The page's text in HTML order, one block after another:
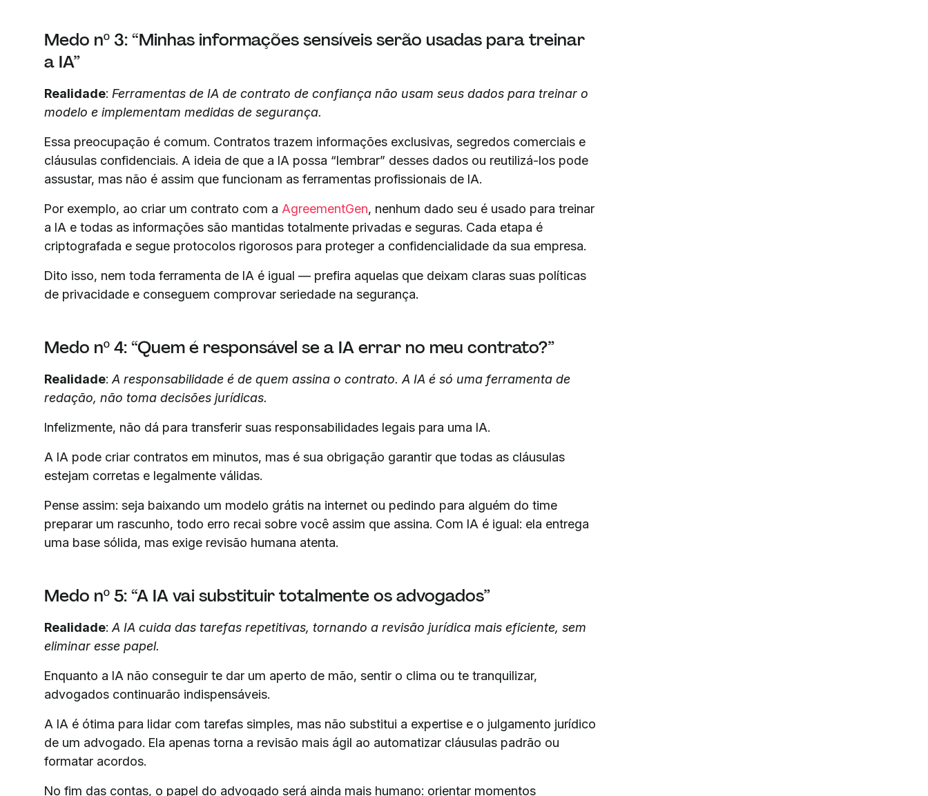
Medo nº 3: “Minhas informações sensíveis serão usadas para treinar
a IA”
Realidade: Ferramentas de IA de contrato de confiança não usam seus dados para treinar o
modelo e implementam medidas de segurança.
Essa preocupação é comum. Contratos trazem informações exclusivas, segredos comerciais e
cláusulas confidenciais. A ideia de que a IA possa “lembrar” desses dados ou reutilizá-los pode
assustar, mas não é assim que funcionam as ferramentas profissionais de IA.
Por exemplo, ao criar um contrato com a AgreementGen, nenhum dado seu é usado para treinar
a IA e todas as informações são mantidas totalmente privadas e seguras. Cada etapa é
criptografada e segue protocolos rigorosos para proteger a confidencialidade da sua empresa.
Dito isso, nem toda ferramenta de IA é igual — prefira aquelas que deixam claras suas políticas
de privacidade e conseguem comprovar seriedade na segurança.
Medo nº 4: “Quem é responsável se a IA errar no meu contrato?”
Realidade: A responsabilidade é de quem assina o contrato. A IA é só uma ferramenta de
redação, não toma decisões jurídicas.
Infelizmente, não dá para transferir suas responsabilidades legais para uma IA.
A IA pode criar contratos em minutos, mas é sua obrigação garantir que todas as cláusulas
estejam corretas e legalmente válidas.
Pense assim: seja baixando um modelo grátis na internet ou pedindo para alguém do time
preparar um rascunho, todo erro recai sobre você assim que assina. Com IA é igual: ela entrega
uma base sólida, mas exige revisão humana atenta.
Medo nº 5: “A IA vai substituir totalmente os advogados”
Realidade: A IA cuida das tarefas repetitivas, tornando a revisão jurídica mais eficiente, sem
eliminar esse papel.
Enquanto a IA não conseguir te dar um aperto de mão, sentir o clima ou te tranquilizar,
advogados continuarão indispensáveis.
A IA é ótima para lidar com tarefas simples, mas não substitui a expertise e o julgamento jurídico
de um advogado. Ela apenas torna a revisão mais ágil ao automatizar cláusulas padrão ou
formatar acordos.
No fim das contas, o papel do advogado será ainda mais humano: orientar momentos